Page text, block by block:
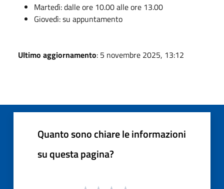
Martedì: dalle ore 10.00 alle ore 13.00
Giovedì: su appuntamento
Ultimo aggiornamento: 5 novembre 2025, 13:12
Quanto sono chiare le informazioni
su questa pagina?